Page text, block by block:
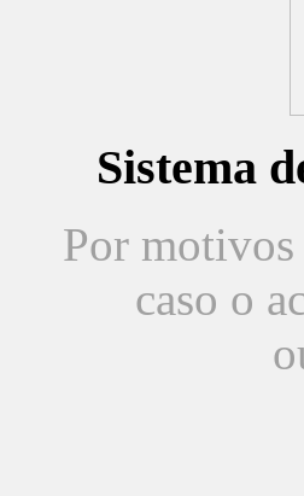
Sistema
Por motivos
caso o